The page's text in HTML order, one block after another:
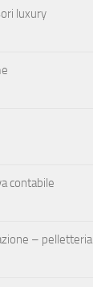
luxury
contabile
– pelletteria